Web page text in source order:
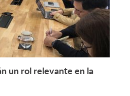
Leer más +
un rol relevante en la